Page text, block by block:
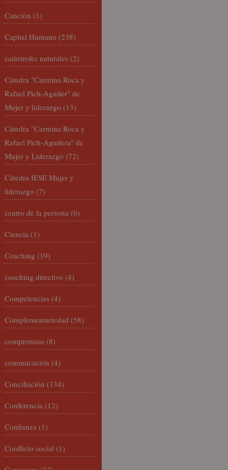
Canción (1)
Capital Humano (238)
catástrofes naturales (2)
Cátedra "Carmina Roca y
Rafael Pich-Aguiler" de
Mujer y liderazgo (13)
Cátedra "Carmina Roca y
Rafael Pich-Aguilera" de
Mujer y Liderazgo (72)
Cátedra IESE Mujer y
liderazgo (7)
centro de la persona (0)
Ciencia (1)
Coaching (19)
coaching directivo (4)
Competencias (4)
Complementariedad (58)
compromiso (8)
comunicación (4)
Conciliación (134)
Conferencia (12)
Confianza (1)
Conflicto social (1)